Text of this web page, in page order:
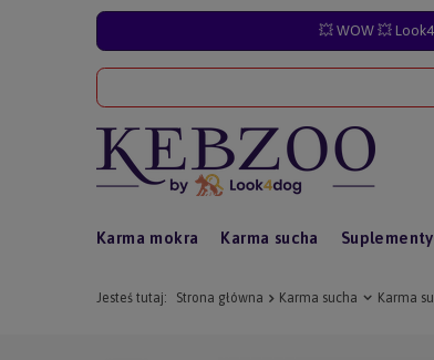
💥 WOW 💥
Karma mokra Karma sucha Suplementy
Jesteś tutaj: Strona główna Karma sucha Karma